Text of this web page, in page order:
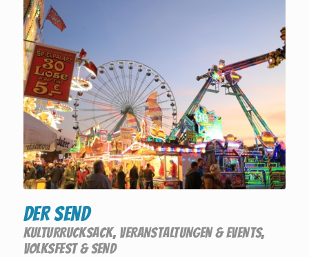
Der Send
KULTURRUCKSACK, VERANSTALTUNGEN & EVENTS,
VOLKSFEST & SEND